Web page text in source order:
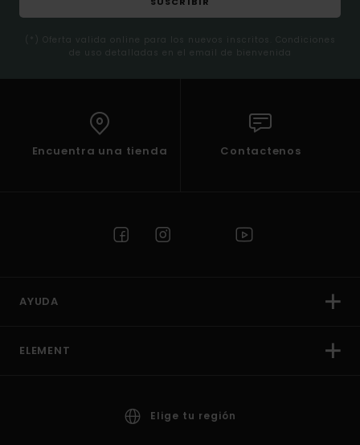
(*) Oferta valida online para los nuevos inscritos. Condiciones
de uso detalladas en el email de bienvenida
Encuentra una tienda Contactenos
AYUDA
ELEMENT
Elige tu región